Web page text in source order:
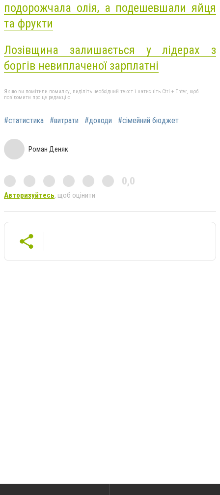
подорожчала олія, а подешевшали яйця
та фрукти
Лозівщина залишається у лідерах з
боргів невиплаченої зарплатні
Якщо ви помітили помилку, виділіть необхідний текст і натисніть Ctrl + Enter, щоб
повідомити про це редакцію
#статистика #витрати #доходи #сімейний бюджет
Роман Деняк
0,0
Авторизуйтесь, щоб оцінити